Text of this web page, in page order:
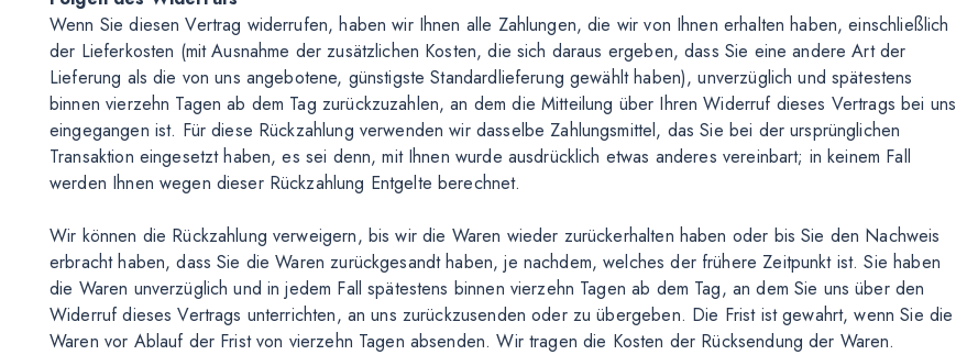
Wenn Sie diesen Vertrag widerrufen, haben wir Ihnen alle Zahlungen, die wir von Ihnen erhalten haben, einschließlich
der Lieferkosten (mit Ausnahme der zusätzlichen Kosten, die sich daraus ergeben, dass Sie eine andere Art der
Lieferung als die von uns angebotene, günstigste Standardlieferung gewählt haben), unverzüglich und spätestens
binnen vierzehn Tagen ab dem Tag zurückzuzahlen, an dem die Mitteilung über Ihren Widerruf dieses Vertrags bei uns
eingegangen ist. Für diese Rückzahlung verwenden wir dasselbe Zahlungsmittel, das Sie bei der ursprünglichen
Transaktion eingesetzt haben, es sei denn, mit Ihnen wurde ausdrücklich etwas anderes vereinbart; in keinem Fall
werden Ihnen wegen dieser Rückzahlung Entgelte berechnet.
Wir können die Rückzahlung verweigern, bis wir die Waren wieder zurückerhalten haben oder bis Sie den Nachweis
erbracht haben, dass Sie die Waren zurückgesandt haben, je nachdem, welches der frühere Zeitpunkt ist. Sie haben
die Waren unverzüglich und in jedem Fall spätestens binnen vierzehn Tagen ab dem Tag, an dem Sie uns über den
Widerruf dieses Vertrags unterrichten, an uns zurückzusenden oder zu übergeben. Die Frist ist gewahrt, wenn Sie die
Waren vor Ablauf der Frist von vierzehn Tagen absenden. Wir tragen die Kosten der Rücksendung der Waren.